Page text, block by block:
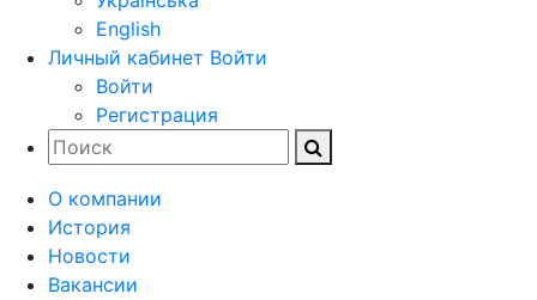
English
Личный кабинет Войти
Войти
Регистрация
О компании
История
Новости
Вакансии